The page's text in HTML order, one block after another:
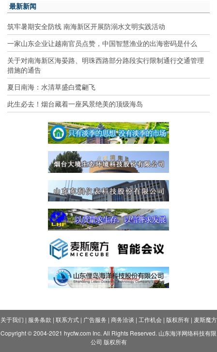
最新新闻
筑牢暑期安全防线 南海新区开展防溺水文明实践活动
一家山东企业让越南官员点赞，中国智慧渔业的出海密码是什么
关于对南海新区海晏路、明珠西路部分路段实行限制通行交通管理
措施的通告
夏日南海：水清草盛白鹭翩飞
此生必去！烟台藏着一座风景绝美的顶级海岛
关于我们 | 服务条款 | 联系方式| 广告服务 | 商务洽谈 | 工作机会| 版权所有| 麦斯魔方
Copyright © 2004-2021 hycfw.com Inc. All Rights Reserved. 山东海洋网络科技有限
公司 版权所有